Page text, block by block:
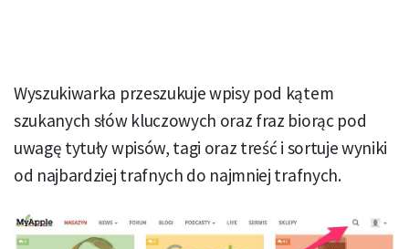
Wyszukiwarka przeszukuje wpisy pod kątem
szukanych słów kluczowych oraz fraz biorąc pod
uwagę tytuły wpisów, tagi oraz treść i sortuje wyniki
od najbardziej trafnych do najmniej trafnych.